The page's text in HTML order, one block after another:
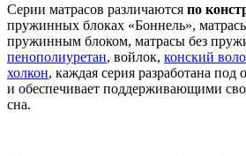
Серии матрасов различаются по
пружинных блоках «Боннель»,
пружинным блоком, матрасы без
пенополиуретан, войлок, конский
холкон, каждая серия разработана под
и обеспечивает поддерживающими
сна.